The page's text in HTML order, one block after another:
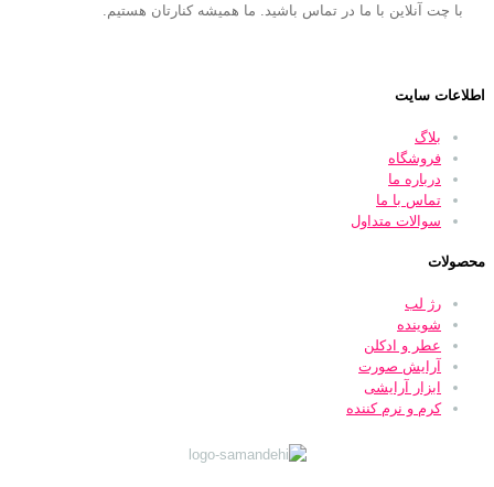
با چت آنلاین با ما در تماس باشید. ما همیشه کنارتان هستیم.
اطلاعات سایت
بلاگ
فروشگاه
درباره ما
تماس با ما
سوالات متداول
محصولات
رژ لب
شوینده
عطر و ادکلن
آرایش صورت
ابزار آرایشی
کرم و نرم کننده